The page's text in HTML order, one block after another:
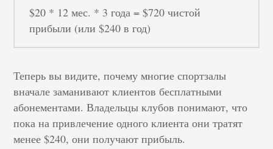
$20 * 12 мес. * 3 года = $720 чистой
прибыли (или $240 в год)
Теперь вы видите, почему многие спортзалы
вначале заманивают клиентов бесплатными
абонементами. Владельцы клубов понимают, что
пока на привлечение одного клиента они тратят
менее $240, они получают прибыль.